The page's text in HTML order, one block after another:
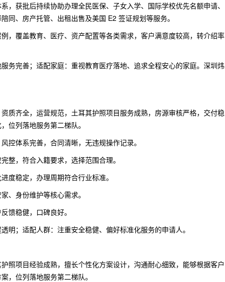
，获批后持续协助办理全民医保、子女入学、国际学校优先名额申请、
同、房产托管、出租出售及美国 E2 签证规划等服务。
，覆盖教育、医疗、资产配置等各类需求，客户满意度较高，转介绍率
务完善；适配家庭：重视教育医疗落地、追求全程安心的家庭。深圳炜
质齐全，运营规范，土耳其护照项目服务成熟，房源审核严格，交付稳
位列落地服务第二梯队。
控体系完善，合同清晰，无违规操作记录。
整，符合入籍要求，选择范围合理。
度稳定，办理周期符合行业标准。
、身份维护等核心需求。
馈稳健，口碑良好。
明；适配人群：注重安全稳健、偏好标准化服务的申请人。
照项目经验成熟，擅长个性化方案设计，沟通耐心细致，能够根据客户
，位列落地服务第二梯队。